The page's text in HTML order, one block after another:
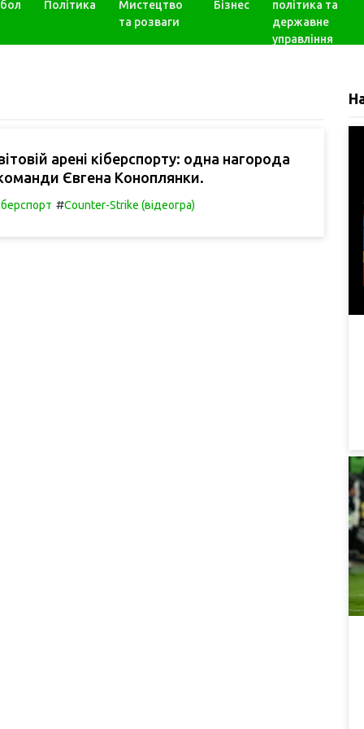
Політика
Мистецтво
та розваги
Бізнес
політика та
державне
управління
арені кіберспорту: одна нагорода
Євгена Коноплянки.
#Counter-Strike (відеогра)